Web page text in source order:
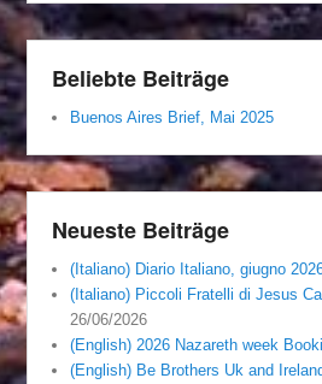
Beliebte Beiträge
Buenos Aires Brief, Mai 2025
Neueste Beiträge
(Italiano) Diario Italiano, giugno
(Italiano) Piccoli Fratelli di Jesus
26/06/2026
(English) 2026 Nazareth week
(English) Be Brothers Uk and